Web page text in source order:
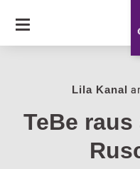
SKIP
TO
Lila Kanal
TeBe